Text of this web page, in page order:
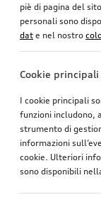
piè di pagina del
personali sono
dat e nel nostro
Cookie principali
I cookie principali
funzioni includono,
strumento di
informazioni
cookie. Ulteriori
sono disponibili